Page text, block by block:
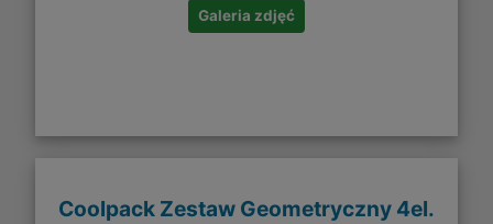
Galeria zdjęć
Coolpack Zestaw Geometryczny 4el.